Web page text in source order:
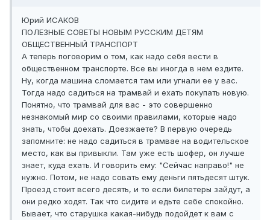
Юрий ИСАКОВ
ПОЛЕЗНЫЕ СОВЕТЫ НОВЫМ РУССКИМ ДЕТЯМ
ОБЩЕСТВЕННЫЙ ТРАНСПОРТ
А теперь поговорим о том, как надо себя вести в
общественном транспорте. Все вы иногда в нем ездите.
Ну, когда машина сломается там или угнали ее у вас.
Тогда надо садиться на трамвай и ехать покупать новую.
Понятно, что трамвай для вас - это совершенно
незнакомый мир со своими правилами, которые надо
знать, чтобы доехать. Доезжаете? В первую очередь
запомните: не надо садиться в трамвае на водительское
место, как вы привыкли. Там уже есть шофер, он лучше
знает, куда ехать. И говорить ему: "Сейчас направо!" не
нужно. Потом, не надо совать ему деньги пятьдесят штук.
Проезд стоит всего десять, и то если билетеры зайдут, а
они редко ходят. Так что сидите и едьте себе спокойно.
Бывает, что старушка какая-нибудь подойдет к вам с